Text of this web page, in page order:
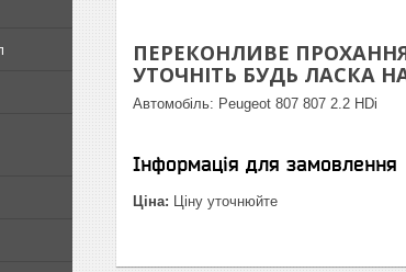
ПЕРЕКОНЛИВЕ
УТОЧНІТЬ БУДЬ ЛАСКА
Автомобіль: Peugeot 807 807 2.2 HDi
Інформація для замовлення
Ціна: Ціну уточнюйте